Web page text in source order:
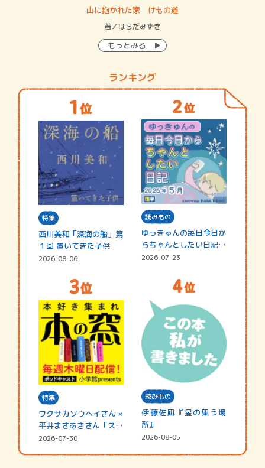
山に抱かれた家 けもの道
著／はらだみずき
もっとみる
ランキング
特集
西川美和「深海の船」第
１回 置いてきた子供
2026-08-06
読みもの
ゆっきゅんの毎日今日か
らちゃんとしたい日記
☆202…
2026-07-23
特集
ワクサカソウヘイさん ×
平井まさあきさん「スペ
シャ…
2026-07-30
読みもの
伊藤佐凪『星の集う場
所』
2026-08-05